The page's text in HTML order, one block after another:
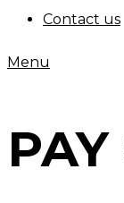
Contact us
Menu